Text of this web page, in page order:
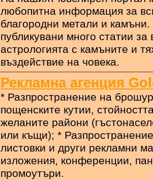
любопитна информация за
благородни метали и
публикувани много статии за
астрологията с камъните и
въздействие на човека.
Рекламна агенция
* Разпространение на
пощенските кутии,
желаните райони
или къщи); *
листовки и други рекламни
изложения, конференции,
промоутъри.